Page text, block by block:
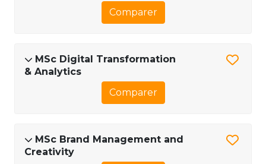
Comparer
MSc Digital Transformation
& Analytics
Comparer
MSc Brand Management and
Creativity